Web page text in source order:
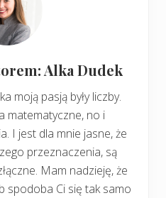
Alka Dudek
moją pasją były liczby.
matematyczne, no i
I jest dla mnie jasne, że
przeznaczenia, są
Mam nadzieję, że
spodoba Ci się tak samo